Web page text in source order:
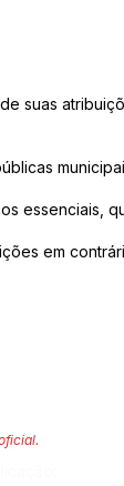
suas
essenciais,
em